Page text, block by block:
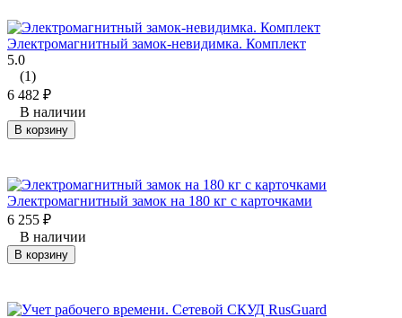
Электромагнитный замок-невидимка. Комплект
5.0
(1)
6 482 ₽
В наличии
В корзину
Электромагнитный замок на 180 кг с карточками
6 255 ₽
В наличии
В корзину